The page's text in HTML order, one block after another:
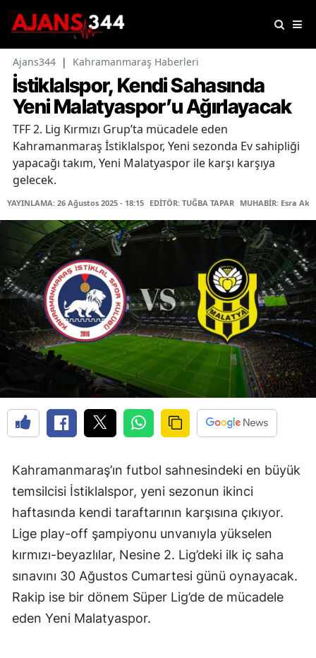
Ajans344 | Kahramanmaraş Haberleri
İstiklalspor, Kendi Sahasında
Yeni Malatyaspor’u Ağırlayacak
TFF 2. Lig Kırmızı Grup’ta mücadele eden
Kahramanmaraş İstiklalspor, Yeni sezonda Ev sahipliği
yapacağı takım, Yeni Malatyaspor ile karşı karşıya
gelecek.
YAYINLAMA: 26 Ağustos 2025 - 18:15 EDİTÖR: TUĞBA TAPAR MUHABİR: Esra
Kahramanmaraş’ın futbol sahnesindeki en büyük
temsilcisi İstiklalspor, yeni sezonun ikinci
haftasında kendi taraftarının karşısına çıkıyor.
Lige play-off şampiyonu unvanıyla yükselen
kırmızı-beyazlılar, Nesine 2. Lig’deki ilk iç saha
sınavını 30 Ağustos Cumartesi günü oynayacak.
Rakip ise bir dönem Süper Lig’de de mücadele
eden Yeni Malatyaspor.